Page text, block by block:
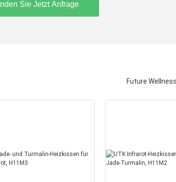
Sie Jetzt Anfrage
Future